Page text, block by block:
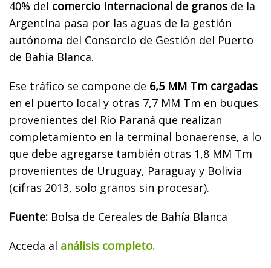
40% del comercio internacional de granos de la
Argentina pasa por las aguas de la gestión
autónoma del Consorcio de Gestión del Puerto
de Bahía Blanca.
Ese tráfico se compone de 6,5 MM Tm cargadas
en el puerto local y otras 7,7 MM Tm en buques
provenientes del Río Paraná que realizan
completamiento en la terminal bonaerense, a lo
que debe agregarse también otras 1,8 MM Tm
provenientes de Uruguay, Paraguay y Bolivia
(cifras 2013, solo granos sin procesar).
Fuente: Bolsa de Cereales de Bahía Blanca
Acceda al análisis completo.